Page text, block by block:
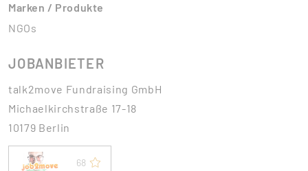
Marken / Produkte
NGOs
JOBANBIETER
talk2move Fundraising GmbH
Michaelkirchstraße 17-18
10179 Berlin
68